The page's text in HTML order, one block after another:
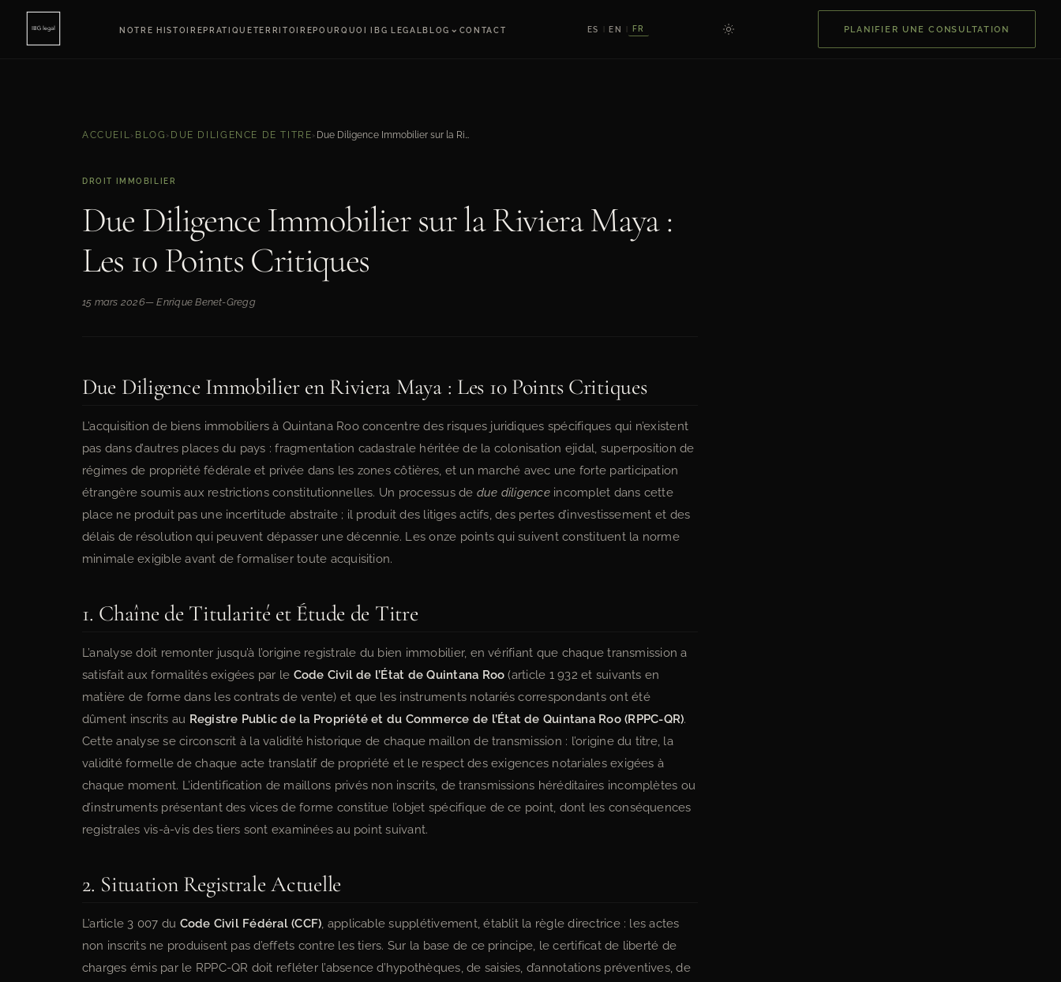
NOTRE HISTOIREPRATIQUETERRITOIREPOURQUOI IBG LEGALBLOG ⌄ CONTACT ES EN FR PLANIFIER UNE CONSULTATION
ACCUEIL › BLOG › DUE DILIGENCE DE TITRE› Due Diligence Immobilier sur la Riviera Maya : Les 10 Points Critiques
DROIT IMMOBILIER
Due Diligence Immobilier sur la Riviera Maya :
Les 10 Points Critiques
15 mars 2026— Enrique Benet-Gregg
Due Diligence Immobilier en Riviera Maya : Les 10 Points Critiques
L’acquisition de biens immobiliers à Quintana Roo concentre des risques juridiques spécifiques qui n’existent
pas dans d’autres places du pays : fragmentation cadastrale héritée de la colonisation ejidal, superposition de
régimes de propriété fédérale et privée dans les zones côtières, et un marché avec une forte participation
étrangère soumis aux restrictions constitutionnelles. Un processus de due diligenceincomplet dans cette
place ne produit pas une incertitude abstraite ; il produit des litiges actifs, des pertes d’investissement et des
délais de résolution qui peuvent dépasser une décennie. Les onze points qui suivent constituent la norme
minimale exigible avant de formaliser toute acquisition.
1. Chaîne de Titularité et Étude de Titre
L’analyse doit remonter jusqu’à l’origine registrale du bien immobilier, en vérifiant que chaque transmission a
satisfait aux formalités exigées par le Code Civil de l’État de Quintana Roo (article 1 932 et suivants en
matière de forme dans les contrats de vente) et que les instruments notariés correspondants ont été
dûment inscrits au Registre Public de la Propriété et du Commerce de l’État de Quintana Roo (RPPC-QR).
Cette analyse se circonscrit à la validité historique de chaque maillon de transmission : l’origine du titre, la
validité formelle de chaque acte translatif de propriété et le respect des exigences notariales exigées à
chaque moment. L’identification de maillons privés non inscrits, de transmissions héréditaires incomplètes ou
d’instruments présentant des vices de forme constitue l’objet spécifique de ce point, dont les conséquences
registrales vis-à-vis des tiers sont examinées au point suivant.
2. Situation Registrale Actuelle
L’article 3 007 du Code Civil Fédéral (CCF), applicable supplétivement, établit la règle directrice : les actes
non inscrits ne produisent pas d’effets contre les tiers. Sur la base de ce principe, le certificat de liberté de
charges émis par le RPPC-QR doit refléter l’absence d’hypothèques, de saisies, d’annotations préventives, de